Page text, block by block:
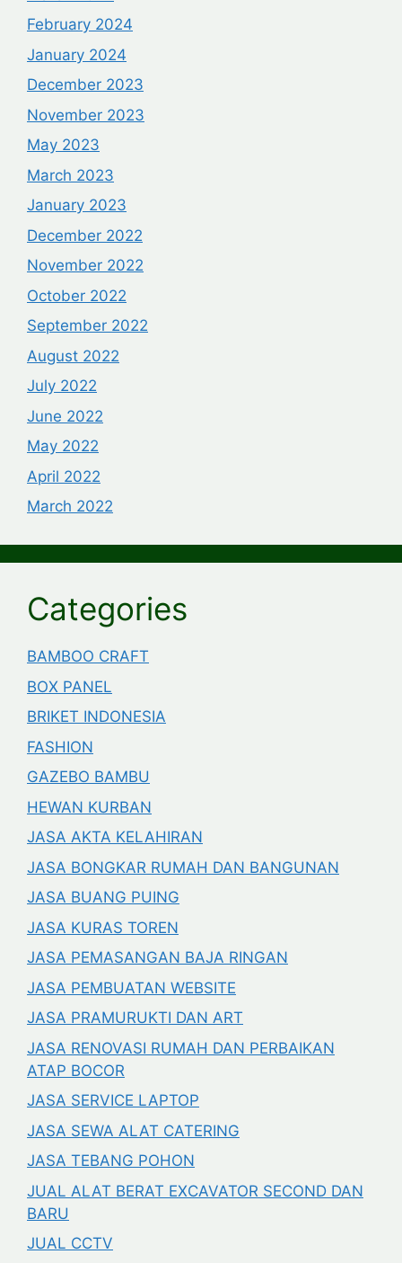
February 2024
January 2024
December 2023
November 2023
May 2023
March 2023
January 2023
December 2022
November 2022
October 2022
September 2022
August 2022
July 2022
June 2022
May 2022
April 2022
March 2022
Categories
BAMBOO CRAFT
BOX PANEL
BRIKET INDONESIA
FASHION
GAZEBO BAMBU
HEWAN KURBAN
JASA AKTA KELAHIRAN
JASA BONGKAR RUMAH DAN BANGUNAN
JASA BUANG PUING
JASA KURAS TOREN
JASA PEMASANGAN BAJA RINGAN
JASA PEMBUATAN WEBSITE
JASA PRAMURUKTI DAN ART
JASA RENOVASI RUMAH DAN PERBAIKAN
ATAP BOCOR
JASA SERVICE LAPTOP
JASA SEWA ALAT CATERING
JASA TEBANG POHON
JUAL ALAT BERAT EXCAVATOR SECOND DAN
BARU
JUAL CCTV